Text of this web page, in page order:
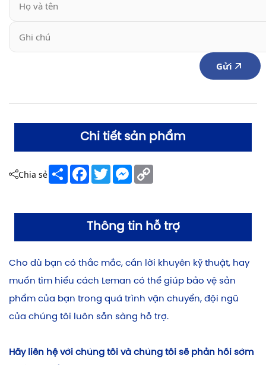
Gửi
Chi tiết sản phẩm
Chia sẻ Share Facebook
TwitterMessenger
Thông tin hỗ trợ
Cho dù bạn có thắc mắc, cần lời khuyên kỹ thuật, hay
muốn tìm hiểu cách Leman có thể giúp bảo vệ sản
phẩm của bạn trong quá trình vận chuyển, đội ngũ
của chúng tôi luôn sẵn sàng hỗ trợ.
Hãy liên hệ với chúng tôi và chúng tôi sẽ phản hồi sớm